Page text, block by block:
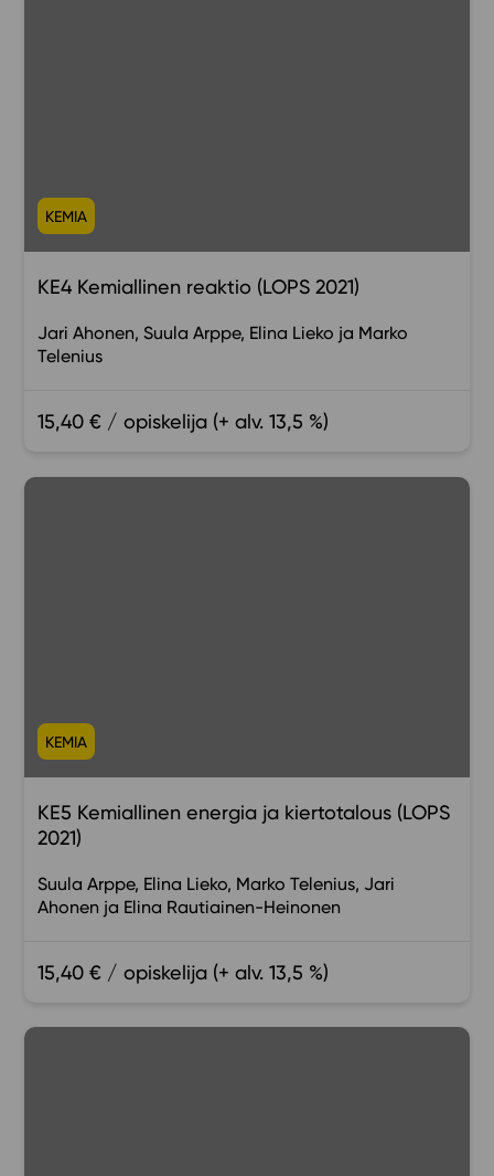
KEMIA
KE4 Kemiallinen reaktio (LOPS 2021)
Jari Ahonen Suula Arppe Elina Lieko
Marko
Telenius
15,40 € / opiskelija (+ alv. 13,5 %)
KEMIA
KE5 Kemiallinen energia ja kiertotalous (LOPS
2021)
Suula Arppe Elina Lieko Marko Telenius Jari
Ahonen
Elina Rautiainen-Heinonen
15,40 € / opiskelija (+ alv. 13,5 %)